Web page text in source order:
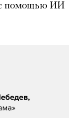
с помощью ИИ